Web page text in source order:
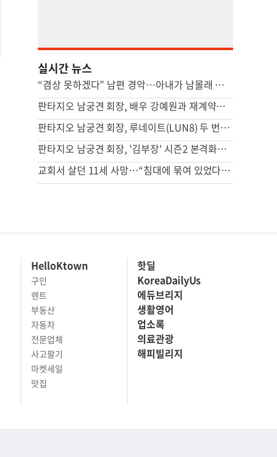
실시간 뉴스
“겸상 못하겠다” 남편 경악…아내가 남몰래 즐긴 ‘충격적 간식’ [이혼의 세계]
판타지오 남궁견 회장, 배우 강예원과 재계약…새 프로필 공개하며 활동 재개
판타지오 남궁견 회장, 루네이트(LUN8) 두 번째 유럽투어 지원…글로벌 활동 확대
판타지오 남궁견 회장, '김부장' 시즌2 본격화… "흥행 신드롬 잇는다"
교회서 살던 11세 사망…“침대에 묶여 있었다” 충격 진술
HelloKtown
구인
렌트
부동산
자동차
전문업체
사고팔기
마켓세일
맛집
핫딜
KoreaDailyUs
에듀브리지
생활영어
업소록
의료관광
해피빌리지